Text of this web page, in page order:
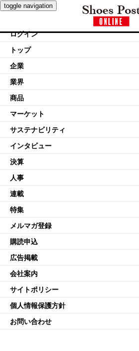
toggle navigation
ログイン
トップ
企業
業界
商品
マーケット
サステナビリティ
インタビュー
決算
人事
連載
特集
メルマガ登録
購読申込
広告掲載
会社案内
サイトポリシー
個人情報保護方針
お問い合わせ